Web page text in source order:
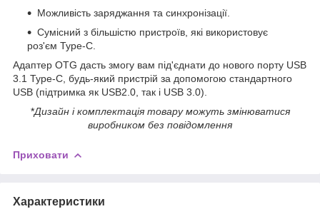
Можливість заряджання та синхронізації.
Сумісний з більшістю пристроїв, які використовує
роз'єм Type-C.
Адаптер OTG дасть змогу вам під'єднати до нового порту USB
3.1 Type-C, будь-який пристрій за допомогою стандартного
USB (підтримка як USB2.0, так і USB 3.0).
*Дизайн і комплектація товару можуть змінюватися
виробником без повідомлення
Приховати
Характеристики